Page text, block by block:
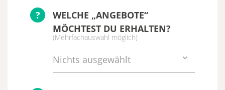
?
WELCHE „ANGEBOTE“
MÖCHTEST DU ERHALTEN?
(Mehrfachauswahl möglich)
Nichts ausgewählt